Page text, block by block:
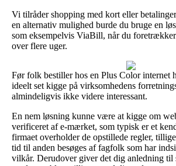
Vi tilråder shopping med kort eller
en alternativ mulighed burde du bruge en
som eksempelvis ViaBill, når du
over flere uger.
Før folk bestiller hos en Plus Color internet
ideelt set kigge på virksomhedens
almindeligvis ikke videre interessant.
En nem løsning kunne være at kigge om
verificeret af e-mærket, som typisk er et
firmaet overholder de opstillede regler,
tid til anden besøges af fagfolk som har
vilkår. Derudover giver det dig anledning til